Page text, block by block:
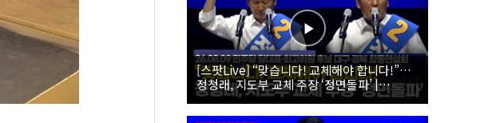
[스팟Live] “맞습니다! 교체해야 합니다!”…
정청래, 지도부 교체 주장 ‘정면돌파’ |
26.08.09 더불어민주당 당대표·최고위원 후
보 대구·경북 합동연설회